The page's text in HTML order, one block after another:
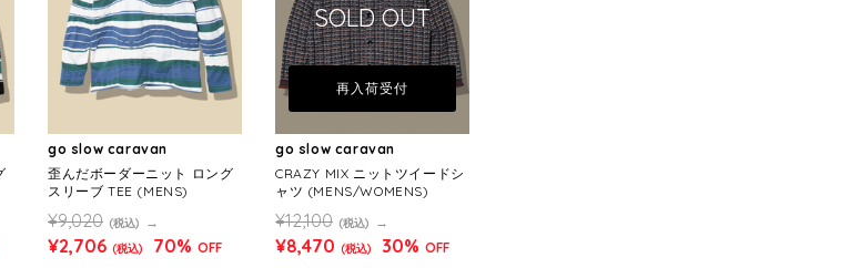
go slow caravan
歪んだボーダーニット ロング
スリーブ TEE (MENS)
¥9,020 (税込)
¥2,706 (税込) 70% OFF
SOLD OUT
再入荷受付
go slow caravan
CRAZY MIX ニットツイードシ
ャツ (MENS/WOMENS)
¥12,100 (税込)
¥8,470 (税込) 30% OFF